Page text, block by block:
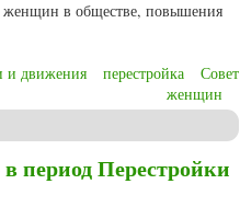
женщин в обществе, повышения
и движения перестройка
Совет
женщин
период Перестройки